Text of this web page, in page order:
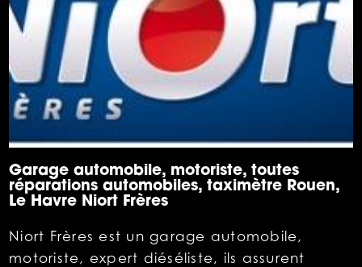
Garage automobile, motoriste, toutes
réparations automobiles, taximètre Rouen,
Le Havre Niort Frères
Niort Frères est un garage automobile,
motoriste, expert diéséliste, ils assurent